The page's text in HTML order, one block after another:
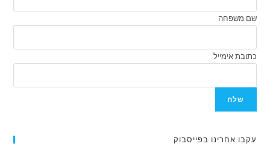
שם משפחה
כתובת אימייל
שלח
עקבו אחרינו בפייסבוק